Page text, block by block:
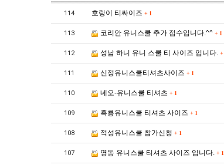
114 호랑이 티싸이즈 + 1
113 코리안 유니스쿨 추가 접수입니다.^^ + 1
112 성남 하니 유니 스쿨 티 사이즈 입니다. +
111 신정유니스쿨티셔츠사이즈 + 1
110 네오-유니스쿨 티셔츠 + 1
109 흑룡유니스쿨 티셔츠 사이즈 + 1
108 적성유니스쿨 참가신청 + 1
107 영동 유니스쿨 티셔츠 사이즈 입니다. + 1